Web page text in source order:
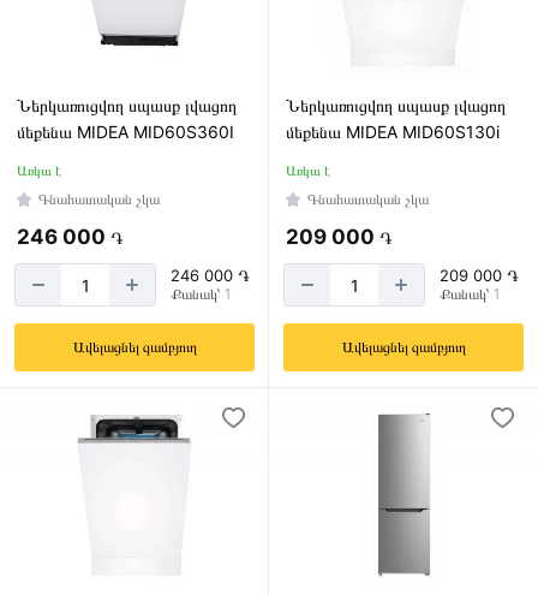
Ներկառուցվող սպասք լվացող
մեքենա MIDEA MID60S360I
Առկա է
Գնահատական չկա
246 000 ֏
246 000 ֏
Քանակ՝ 1
Ավելացնել զամբյուղ
Ներկառուցվող սպասք լվացող
մեքենա MIDEA MID60S130i
Առկա է
Գնահատական չկա
209 000 ֏
209 000 ֏
Քանակ՝ 1
Ավելացնել զամբյուղ